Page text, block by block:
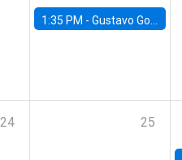
1:35 PM - Gustavo González, Banco Central de Chile
24 25